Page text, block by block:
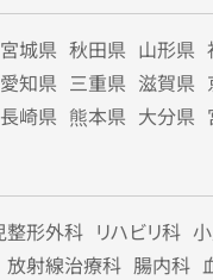
宮城県 秋田県 山形県
愛知県 三重県 滋賀県
長崎県 熊本県 大分県
整形外科 リハビリ科
放射線治療科 腸内科